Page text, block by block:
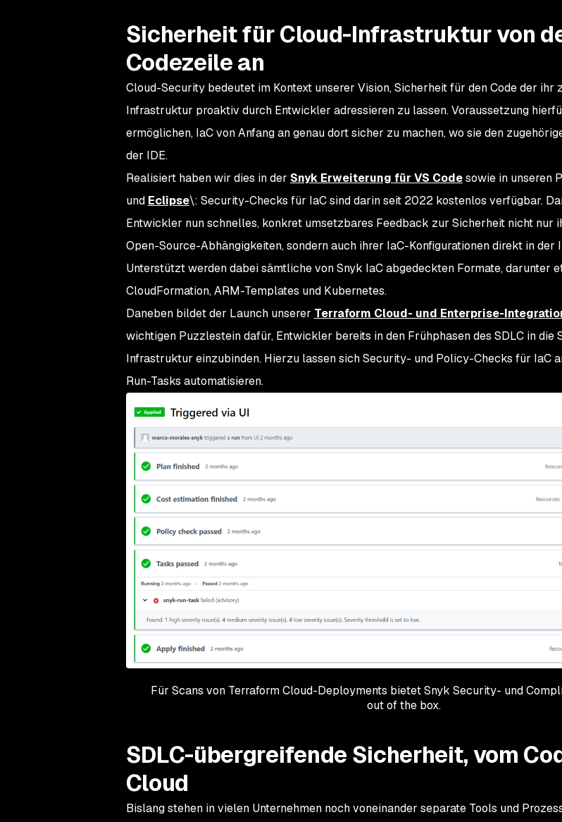
Sicherheit für Cloud-Infrastruktur von
Codezeile an
Cloud-Security bedeutet im Kontext unserer Vision, Sicherheit für den Code der ihr
Infrastruktur proaktiv durch Entwickler adressieren zu lassen. Voraussetzung
ermöglichen, IaC von Anfang an genau dort sicher zu machen, wo sie den
der IDE.
Realisiert haben wir dies in der Snyk Erweiterung für VS Codesowie in unseren
und Eclipse\: Security-Checks für IaC sind darin seit 2022 kostenlos verfügbar.
Entwickler nun schnelles, konkret umsetzbares Feedback zur Sicherheit nicht nur
Open-Source-Abhängigkeiten, sondern auch ihrer IaC-Konfigurationen direkt in der
Unterstützt werden dabei sämtliche von Snyk IaC abgedeckten Formate, darunter
CloudFormation, ARM-Templates und Kubernetes.
Daneben bildet der Launch unserer Terraform Cloud- und Enterprise-
wichtigen Puzzlestein dafür, Entwickler bereits in den Frühphasen des SDLC in die
Infrastruktur einzubinden. Hierzu lassen sich Security- und Policy-Checks für IaC
Run-Tasks automatisieren.
Für Scans von Terraform Cloud-Deployments bietet Snyk Security- und
out of the box.
SDLC-übergreifende Sicherheit, vom
Cloud
Bislang stehen in vielen Unternehmen noch voneinander separate Tools und